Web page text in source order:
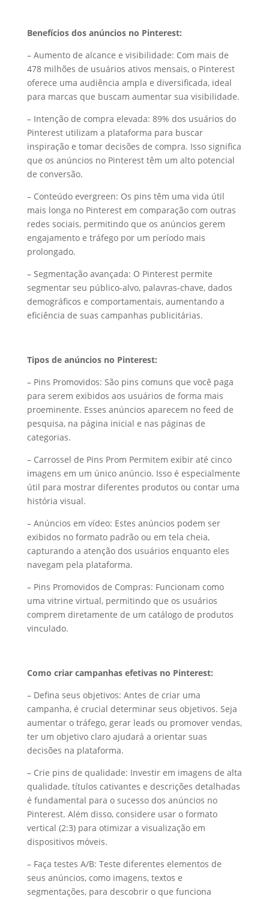
Benefícios dos anúncios no Pinterest:
– Aumento de alcance e visibilidade: Com mais de
478 milhões de usuários ativos mensais, o Pinterest
oferece uma audiência ampla e diversificada, ideal
para marcas que buscam aumentar sua visibilidade.
– Intenção de compra elevada: 89% dos usuários do
Pinterest utilizam a plataforma para buscar
inspiração e tomar decisões de compra. Isso significa
que os anúncios no Pinterest têm um alto potencial
de conversão.
– Conteúdo evergreen: Os pins têm uma vida útil
mais longa no Pinterest em comparação com outras
redes sociais, permitindo que os anúncios gerem
engajamento e tráfego por um período mais
prolongado.
– Segmentação avançada: O Pinterest permite
segmentar seu público-alvo, palavras-chave, dados
demográficos e comportamentais, aumentando a
eficiência de suas campanhas publicitárias.
Tipos de anúncios no Pinterest:
– Pins Promovidos: São pins comuns que você paga
para serem exibidos aos usuários de forma mais
proeminente. Esses anúncios aparecem no feed de
pesquisa, na página inicial e nas páginas de
categorias.
– Carrossel de Pins Prom Permitem exibir até cinco
imagens em um único anúncio. Isso é especialmente
útil para mostrar diferentes produtos ou contar uma
história visual.
– Anúncios em vídeo: Estes anúncios podem ser
exibidos no formato padrão ou em tela cheia,
capturando a atenção dos usuários enquanto eles
navegam pela plataforma.
– Pins Promovidos de Compras: Funcionam como
uma vitrine virtual, permitindo que os usuários
comprem diretamente de um catálogo de produtos
vinculado.
Como criar campanhas efetivas no Pinterest:
– Defina seus objetivos: Antes de criar uma
campanha, é crucial determinar seus objetivos. Seja
aumentar o tráfego, gerar leads ou promover vendas,
ter um objetivo claro ajudará a orientar suas
decisões na plataforma.
– Crie pins de qualidade: Investir em imagens de alta
qualidade, títulos cativantes e descrições detalhadas
é fundamental para o sucesso dos anúncios no
Pinterest. Além disso, considere usar o formato
vertical (2:3) para otimizar a visualização em
dispositivos móveis.
– Faça testes A/B: Teste diferentes elementos de
seus anúncios, como imagens, textos e
segmentações, para descobrir o que funciona